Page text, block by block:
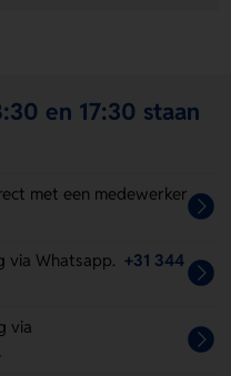
en 17:30 staan
met een medewerker
via Whatsapp. +31 344
via